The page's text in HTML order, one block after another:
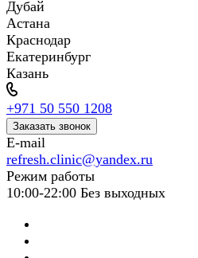
Дубай
Астана
Краснодар
Екатеринбург
Казань
+971 50 550 1208
Заказать звонок
E-mail
refresh.clinic@yandex.ru
Режим работы
10:00-22:00 Без выходных